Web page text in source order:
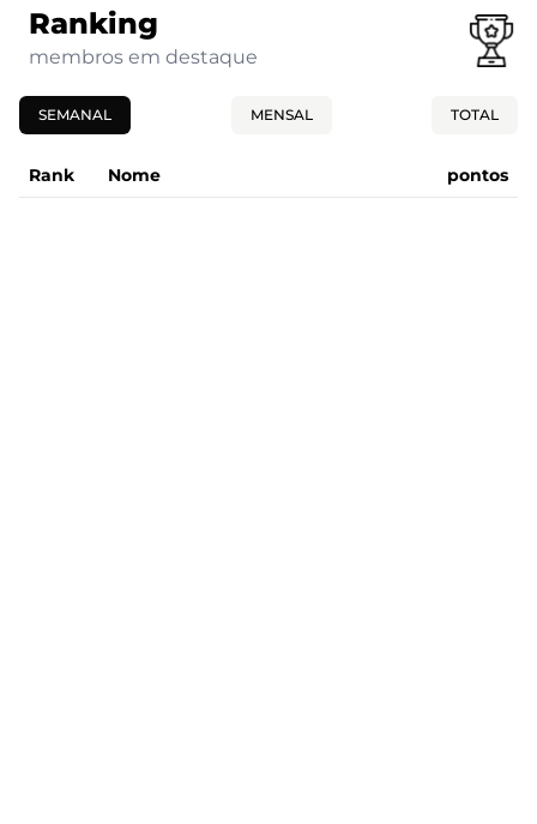
Ranking
membros em destaque
SEMANAL MENSAL TOTAL
Rank Nome pontos